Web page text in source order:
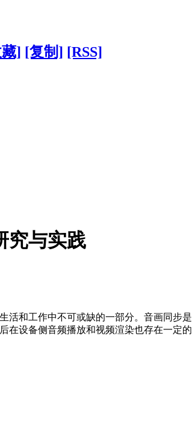
] [复制] [RSS]
究与实践
活和工作中不可或缺的一部分。音画同步
在设备侧音频播放和视频渲染也存在一